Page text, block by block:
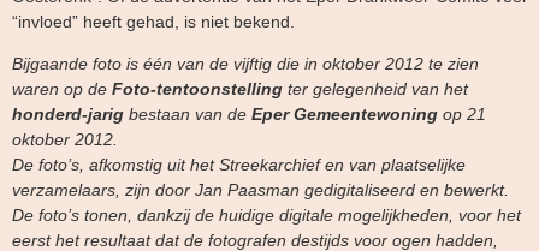
“invloed” heeft gehad, is niet bekend.
Bijgaande foto is één van de vijftig die in oktober 2012 te zien
waren op de Foto-tentoonstelling ter gelegenheid van het
honderd-jarig bestaan van de Eper Gemeentewoning op 21
oktober 2012.
De foto’s, afkomstig uit het Streekarchief en van plaatselijke
verzamelaars, zijn door Jan Paasman gedigitaliseerd en bewerkt.
De foto’s tonen, dankzij de huidige digitale mogelijkheden, voor het
eerst het resultaat dat de fotografen destijds voor ogen hadden,